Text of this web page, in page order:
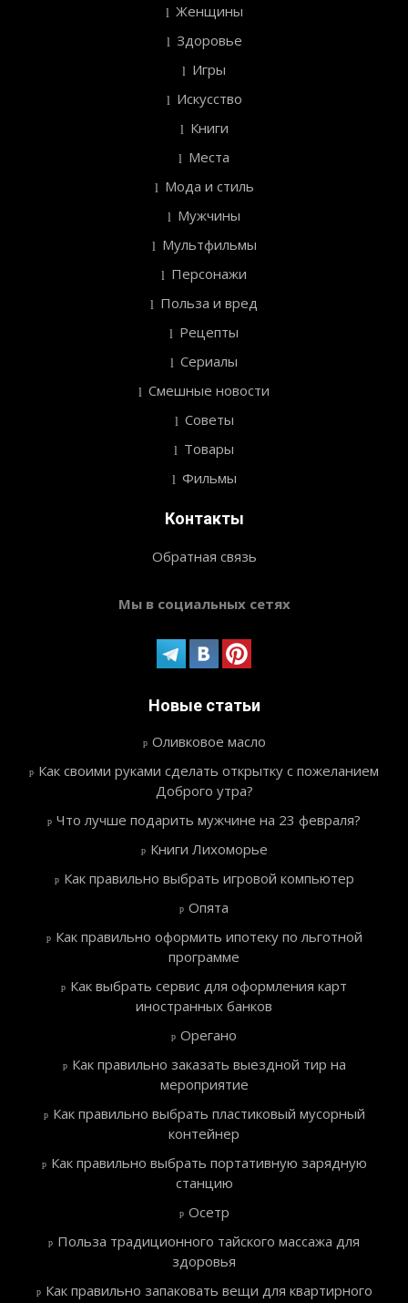
Женщины
Здоровье
Игры
Искусство
Книги
Места
Мода и стиль
Мужчины
Мультфильмы
Персонажи
Польза и вред
Рецепты
Сериалы
Смешные новости
Советы
Товары
Фильмы
Контакты
Обратная связь
Мы в социальных сетях
Новые статьи
Оливковое масло
Как своими руками сделать открытку с пожеланием
Доброго утра?
Что лучше подарить мужчине на 23 февраля?
Книги Лихоморье
Как правильно выбрать игровой компьютер
Опята
Как правильно оформить ипотеку по льготной
программе
Как выбрать сервис для оформления карт
иностранных банков
Орегано
Как правильно заказать выездной тир на
мероприятие
Как правильно выбрать пластиковый мусорный
контейнер
Как правильно выбрать портативную зарядную
станцию
Осетр
Польза традиционного тайского массажа для
здоровья
Как правильно запаковать вещи для квартирного